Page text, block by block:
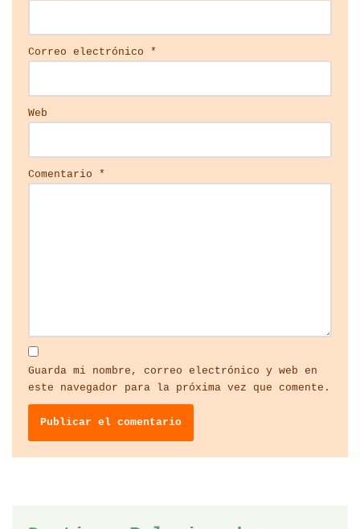
Correo electrónico *
Web
Comentario *
Guarda mi nombre, correo electrónico y web en
este navegador para la próxima vez que comente.